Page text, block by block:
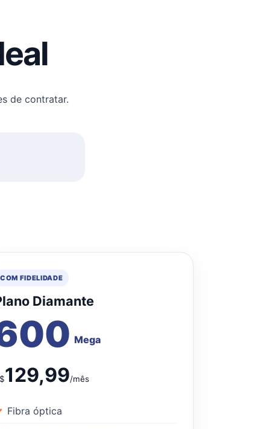
de contratar.
COM FIDELIDADE
Diamante
Mega
129,99/mês
Fibra óptica